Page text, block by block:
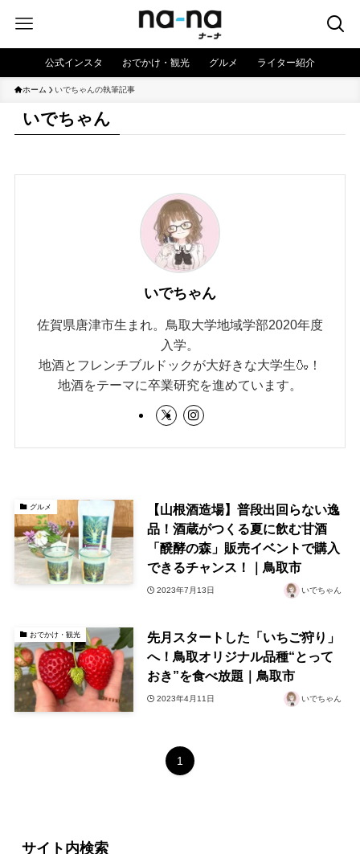
公式インスタ おでかけ・観光 グルメ ライター紹介
ホーム いでちゃんの執筆記事
いでちゃん
いでちゃん
佐賀県唐津市生まれ。鳥取大学地域学部2020年度
入学。
地酒とフレンチブルドックが大好きな大学生🍶！
地酒をテーマに卒業研究を進めています。
グルメ
【山根酒造場】普段出回らない逸
品！酒蔵がつくる夏に飲む甘酒
「醗酵の森」販売イベントで購入
できるチャンス！｜鳥取市
2023年7月13日 いでちゃん
おでかけ・観光
先月スタートした「いちご狩り」
へ！⿃取オリジナル品種“とって
おき”を⾷べ放題｜鳥取市
2023年4月11日 いでちゃん
1
サイト内検索